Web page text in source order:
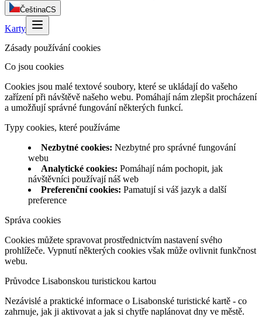
ČeštinaCS
Karty
Zásady používání cookies
Co jsou cookies
Cookies jsou malé textové soubory, které se ukládají do vašeho
zařízení při návštěvě našeho webu. Pomáhají nám zlepšit procházení
a umožňují správné fungování některých funkcí.
Typy cookies, které používáme
Nezbytné cookies: Nezbytné pro správné fungování
webu
Analytické cookies: Pomáhají nám pochopit, jak
návštěvníci používají náš web
Preferenční cookies: Pamatují si váš jazyk a další
preference
Správa cookies
Cookies můžete spravovat prostřednictvím nastavení svého
prohlížeče. Vypnutí některých cookies však může ovlivnit funkčnost
webu.
Průvodce Lisabonskou turistickou kartou
Nezávislé a praktické informace o Lisabonské turistické kartě - co
zahrnuje, jak ji aktivovat a jak si chytře naplánovat dny ve městě.